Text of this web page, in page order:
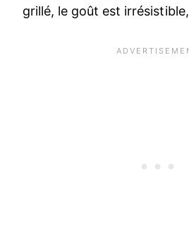
grillé, le goût est irrésistible,